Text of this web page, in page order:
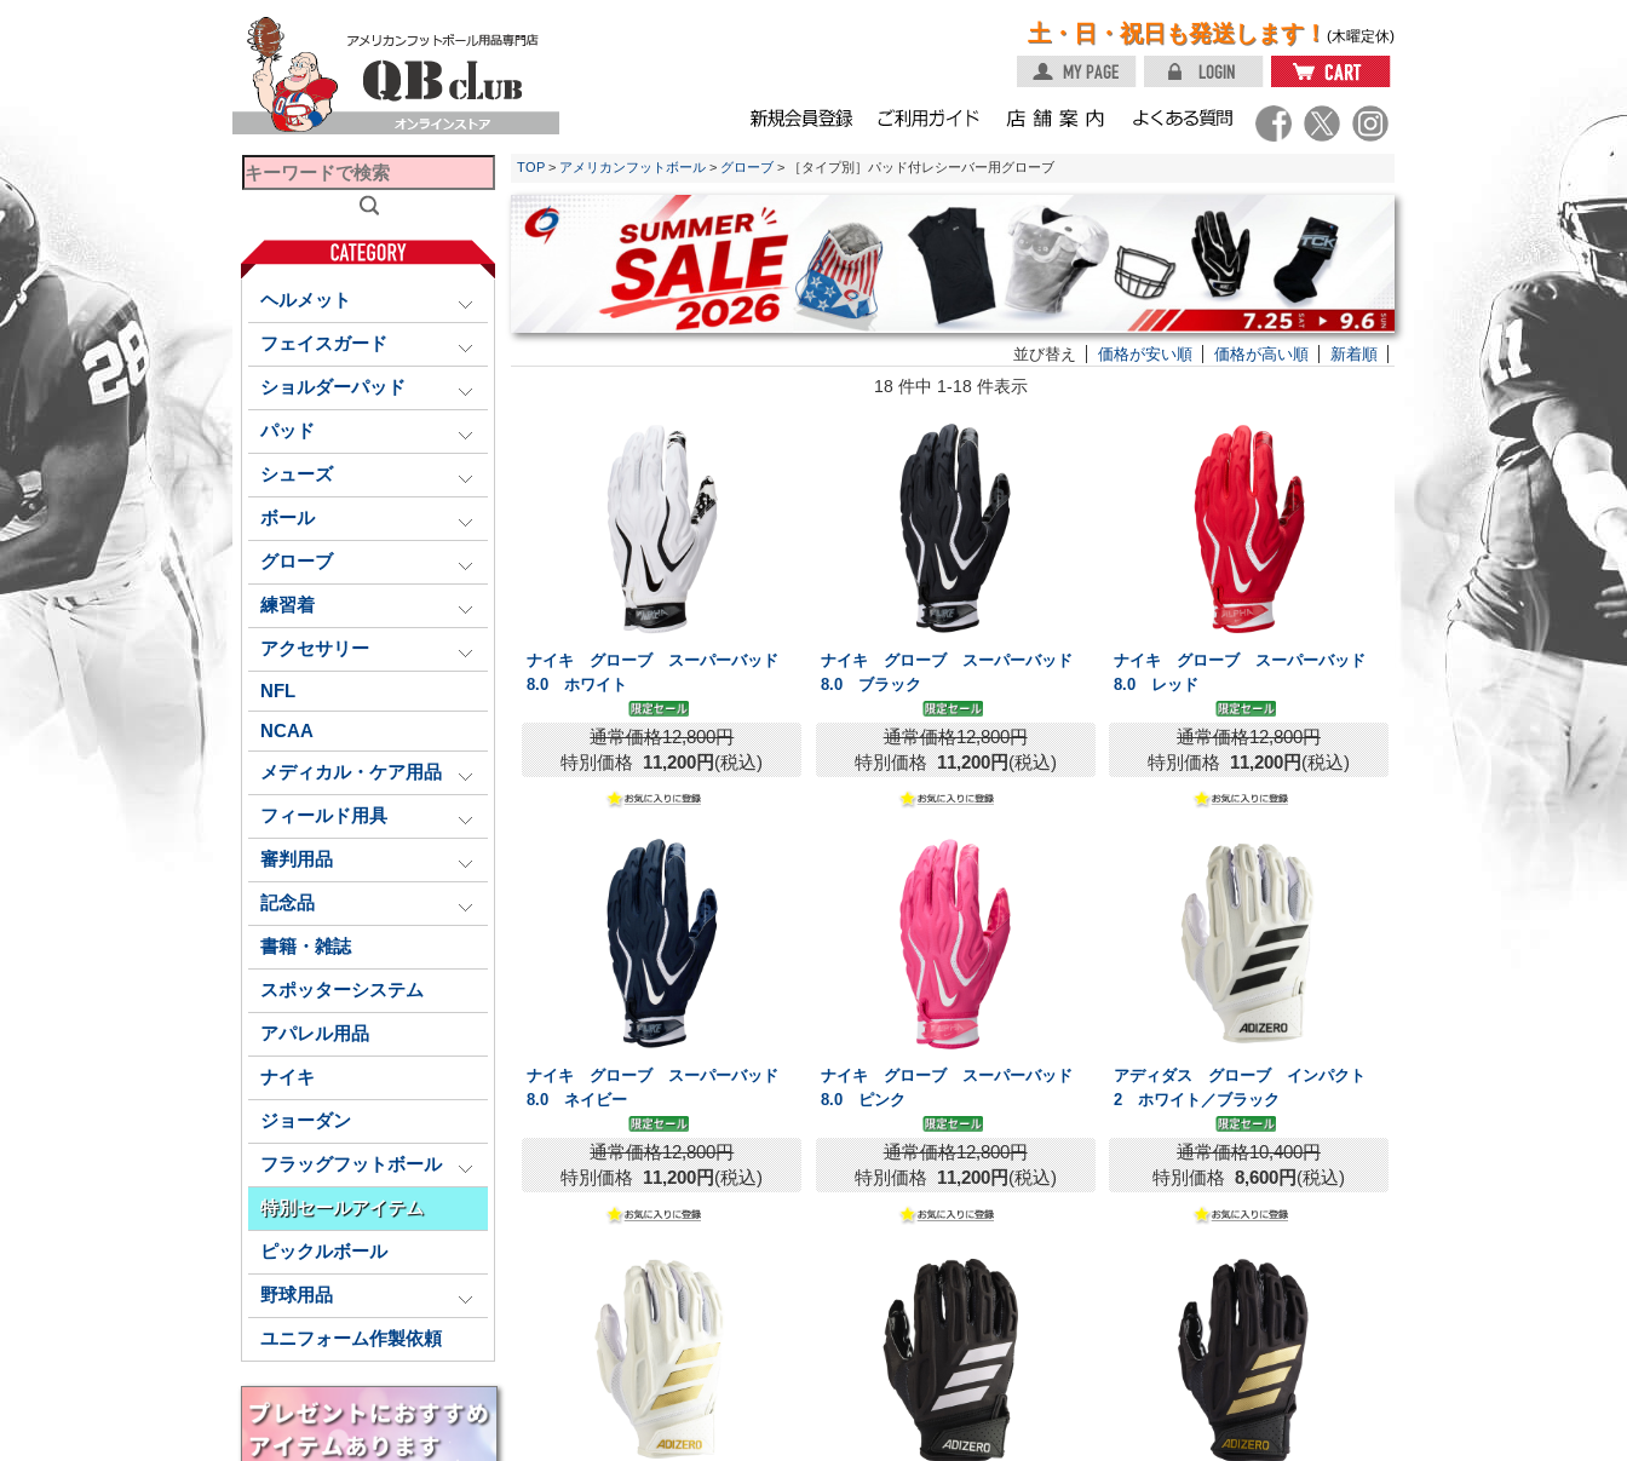
土・日・祝日も発送します！ (木曜定休)
ヘルメット
フェイスガード
ショルダーパッド
パッド
シューズ
ボール
グローブ
練習着
アクセサリー
NFL
NCAA
メディカル・ケア用品
フィールド用具
審判用品
記念品
書籍・雑誌
スポッターシステム
アパレル用品
ナイキ
ジョーダン
フラッグフットボール
特別セールアイテム
ピックルボール
野球用品
ユニフォーム作製依頼
TOP > アメリカンフットボール > グローブ > ［タイプ別］パッド付レシーバー用グローブ
並び替え 価格が安い順 価格が高い順 新着順
18 件中 1-18 件表示
ナイキ グローブ スーパーバッド
8.0 ホワイト
通常価格12,800円
特別価格 11,200円(税込)
ナイキ グローブ スーパーバッド
8.0 ブラック
通常価格12,800円
特別価格 11,200円(税込)
ナイキ グローブ スーパーバッド
8.0 レッド
通常価格12,800円
特別価格 11,200円(税込)
ナイキ グローブ スーパーバッド
8.0 ネイビー
通常価格12,800円
特別価格 11,200円(税込)
ナイキ グローブ スーパーバッド
8.0 ピンク
通常価格12,800円
特別価格 11,200円(税込)
アディダス グローブ インパクト
2 ホワイト／ブラック
通常価格10,400円
特別価格 8,600円(税込)